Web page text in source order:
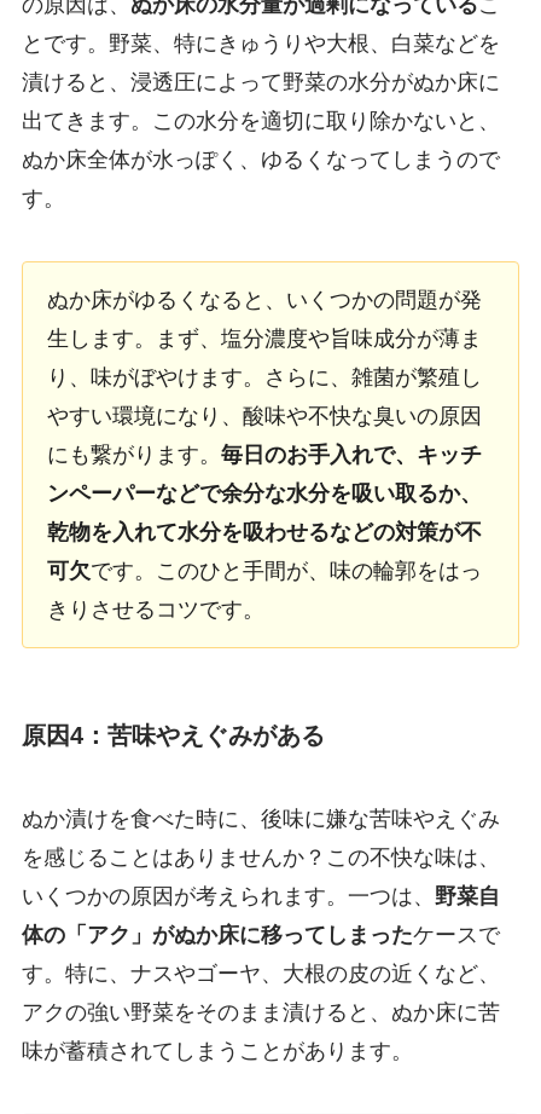
の原因は、 ぬか床の水分量が過剰になっているこ
とです。野菜、特にきゅうりや大根、白菜などを
漬けると、浸透圧によって野菜の水分がぬか床に
出てきます。この水分を適切に取り除かないと、
ぬか床全体が水っぽく、ゆるくなってしまうので
す。
ぬか床がゆるくなると、いくつかの問題が発
生します。まず、塩分濃度や旨味成分が薄ま
り、味がぼやけます。さらに、雑菌が繁殖し
やすい環境になり、酸味や不快な臭いの原因
にも繋がります。 毎日のお手入れで、キッチ
ンペーパーなどで余分な水分を吸い取るか、
乾物を入れて水分を吸わせるなどの対策が不
可欠です。このひと手間が、味の輪郭をはっ
きりさせるコツです。
原因4：苦味やえぐみがある
ぬか漬けを食べた時に、後味に嫌な苦味やえぐみ
を感じることはありませんか？この不快な味は、
いくつかの原因が考えられます。一つは、 野菜自
体の「アク」がぬか床に移ってしまったケースで
す。特に、ナスやゴーヤ、大根の皮の近くなど、
アクの強い野菜をそのまま漬けると、ぬか床に苦
味が蓄積されてしまうことがあります。